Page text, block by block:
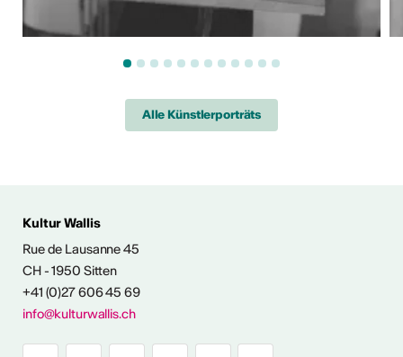
Ausstellungen
Himmel im Wallis
Alle Künstlerporträts
Kultur Wallis
Rue de Lausanne 45
CH - 1950 Sitten
+41 (0)27 606 45 69
info@kulturwallis.ch